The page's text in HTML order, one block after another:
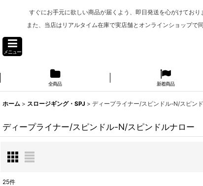
すぐにお手元に欲しい商品が届くよう、即日発送を心がけてお
また、当店はリアルタイム在庫で実店舗とオンラインショップで
メニュー
全商品 新着商品
ホーム > スロージギング・SPJ > ディープライナー/スピンドル-N/スピン
ディープライナー/スピンドル-N/スピンドルナロー
25件